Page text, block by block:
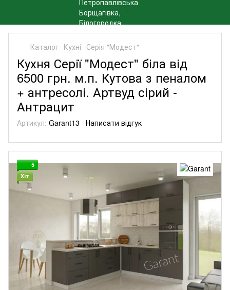
Каталог Кухні Серія "Модест"
Кухня Серії "Модест" біла від
6500 грн. м.п. Кутова з пеналом
+ антресолі. Артвуд сірий -
Антрацит
Артикул: Garant13 Написати відгук
5
Хіт